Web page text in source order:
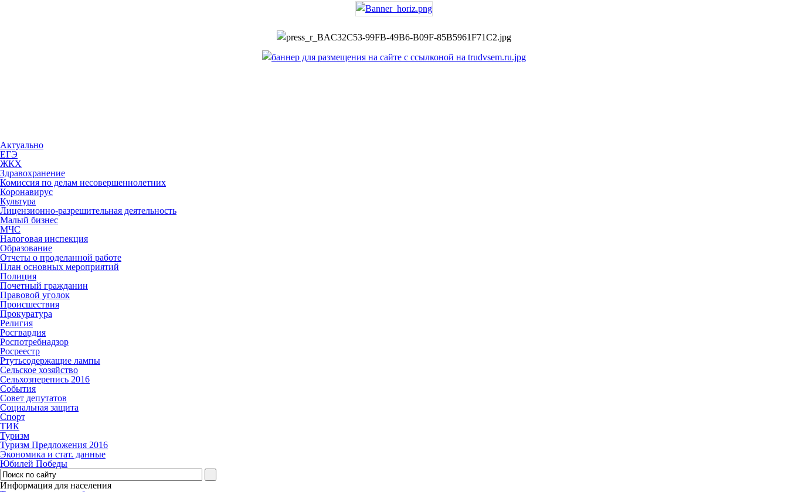
Актуально
ЕГЭ
ЖКХ
Здравохранение
Комиссия по делам несовершеннолетних
Коронавирус
Культура
Лицензионно-разрешительная деятельность
Малый бизнес
МЧС
Налоговая инспекция
Образование
Отчеты о проделанной работе
План основных мероприятий
Полиция
Почетный гражданин
Правовой уголок
Происшествия
Прокуратура
Религия
Росгвардия
Роспотребнадзор
Росреестр
Ртутьсодержащие лампы
Сельское хозяйство
Сельхозперепись 2016
События
Совет депутатов
Социальная защита
Спорт
ТИК
Туризм
Туризм Предложения 2016
Экономика и стат. данные
Юбилей Победы
Информация для населения